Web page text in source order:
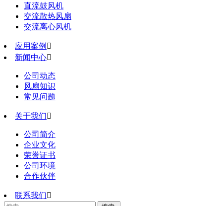
直流鼓风机
交流散热风扇
交流离心风机
应用案例 
新闻中心
公司动态
风扇知识
常见问题
关于我们
公司简介
企业文化
荣誉证书
公司环境
合作伙伴
联系我们